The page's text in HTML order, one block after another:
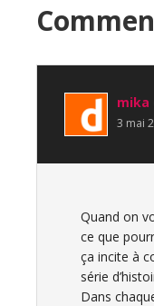
du
lecteur
mika
3 mai
Quand on
ce que
ça incite à
série
Dans